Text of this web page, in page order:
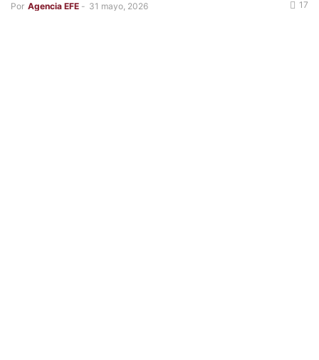
Por Agencia EFE - 31 mayo, 2026 17